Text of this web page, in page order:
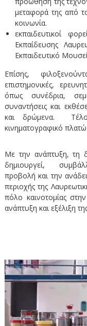
μεταφορά της από το
κοινωνία.
εκπαιδευτικοί
Εκπαίδευσης
Εκπαιδευτικό
Επίσης,
επιστημονικές,
όπως συνέδρια,
συναντήσεις και
και δρώμενα.
κινηματογραφικό πλατώ.
Με την ανάπτυξη, τη
δημιουργεί,
προβολή και την
περιοχής της
πόλο καινοτομίας
ανάπτυξη και εξέλιξη